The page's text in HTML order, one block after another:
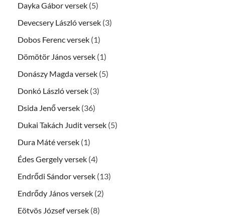
Dayka Gábor versek (5)
Devecsery László versek (3)
Dobos Ferenc versek (1)
Dömötör János versek (1)
Donászy Magda versek (5)
Donkó László versek (3)
Dsida Jenő versek (36)
Dukai Takách Judit versek (5)
Dura Máté versek (1)
Édes Gergely versek (4)
Endrődi Sándor versek (13)
Endrődy János versek (2)
Eötvös József versek (8)